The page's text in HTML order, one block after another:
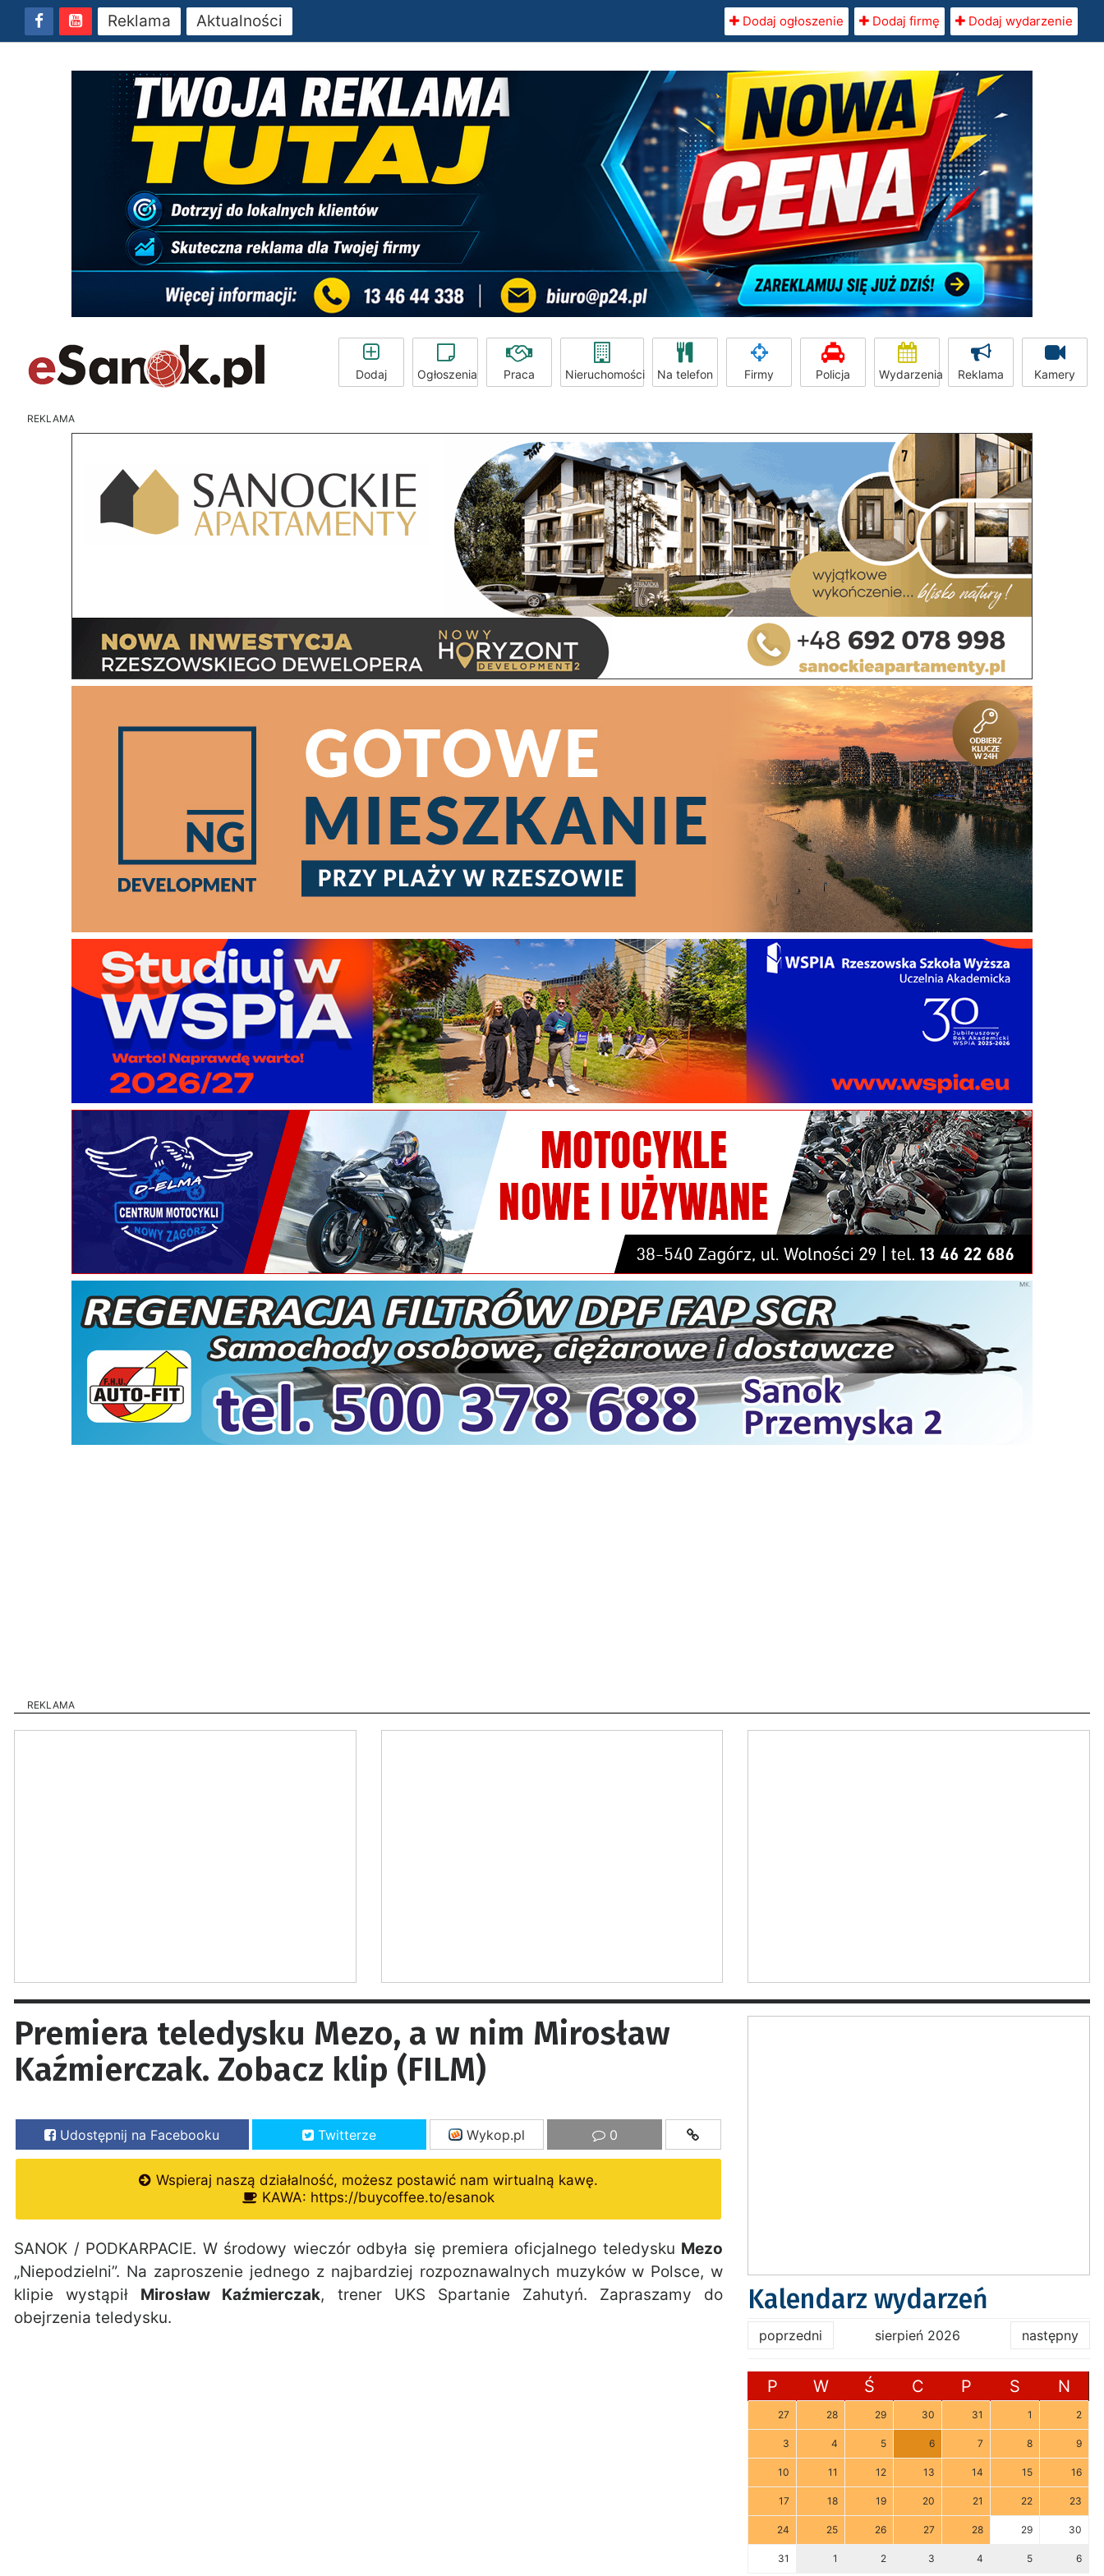
Reklama Aktualności Dodaj ogłoszenie Dodaj firmę Dodaj wydarzenie
Dodaj Ogłoszenia Praca Nieruchomości Na telefon Firmy Policja Wydarzenia Reklama Kamery
REKLAMA
REKLAMA
Premiera teledysku Mezo, a w nim Mirosław
Kaźmierczak. Zobacz klip (FILM)
Udostępnij na Facebooku Twitterze Wykop.pl 0
Wspieraj naszą działalność, możesz postawić nam wirtualną kawę.
KAWA: https://buycoffee.to/esanok
SANOK / PODKARPACIE. W środowy wieczór odbyła się premiera oficjalnego teledysku Mezo
„Niepodzielni”. Na zaproszenie jednego z najbardziej rozpoznawalnych muzyków w Polsce, w
klipie wystąpił Mirosław Kaźmierczak, trener UKS Spartanie Zahutyń. Zapraszamy do
obejrzenia teledysku.
Kalendarz wydarzeń
poprzedni sierpień 2026 następny
P W Ś C P S N
27 28 29 30 31 1 2
3 4 5 6 7 8 9
10 11 12 13 14 15 16
17 18 19 20 21 22 23
24 25 26 27 28 29 30
31 1 2 3 4 5 6